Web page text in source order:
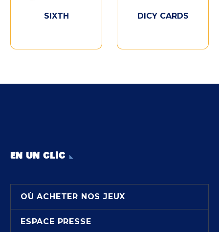
SIXTH DICY CARDS
EN UN CLIC
OÙ ACHETER NOS JEUX
ESPACE PRESSE